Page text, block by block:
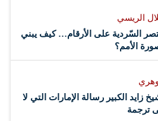
الريسي
السّردية على الأرقام… كيف يبني
صورة الأمم؟
زايد الكبير رسالة الإمارات التي لا
ترجمة